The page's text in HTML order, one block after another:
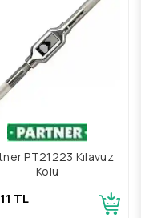
PT21223 Kılavuz
Kolu
TL